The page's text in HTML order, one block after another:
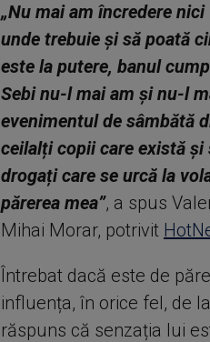
„Nu mai am încredere
unde trebuie și să poată
este la putere, banul
Sebi nu-l mai am și nu-l
evenimentul de sâmbătă
ceilalți copii care există și
drogați care se urcă la
părerea mea”, a spus
Mihai Morar, potrivit
Întrebat dacă este de
influența, în orice fel, de
răspuns că senzația lui